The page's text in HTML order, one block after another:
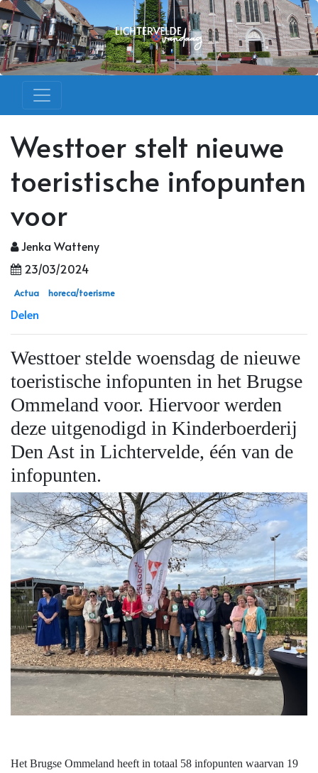
Westtoer stelt nieuwe
toeristische infopunten
voor
Jenka Watteny
23/03/2024
Actua horeca/toerisme
Delen
Westtoer stelde woensdag de nieuwe
toeristische infopunten in het Brugse
Ommeland voor. Hiervoor werden
deze uitgenodigd in Kinderboerderij
Den Ast in Lichtervelde, één van de
infopunten.
Het Brugse Ommeland heeft in totaal 58 infopunten waarvan 19